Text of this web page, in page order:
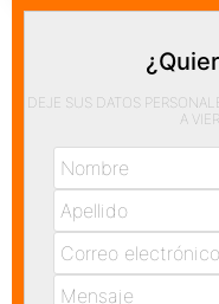
DEJE SUS DATOS
A